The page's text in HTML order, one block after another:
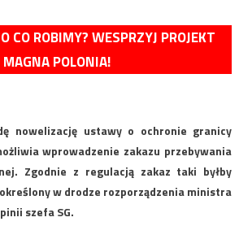
CO ROBIMY? WESPRZYJ PROJEKT
MAGNA POLONIA!
nowelizację ustawy o ochronie granicy
wprowadzenie zakazu przebywania
Zgodnie z regulacją zakaz taki byłby
w drodze rozporządzenia ministra
szefa SG.